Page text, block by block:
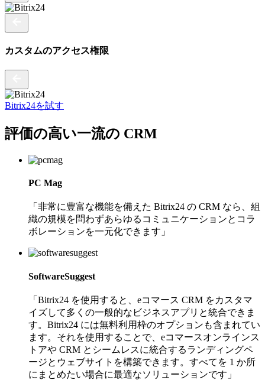
カスタムのアクセス権限
Bitrix24を試す
評価の高い一流の CRM
PC Mag
「非常に豊富な機能を備えた Bitrix24 の CRM なら、組
織の規模を問わずあらゆるコミュニケーションとコラ
ボレーションを一元化できます」
SoftwareSuggest
「Bitrix24 を使用すると、eコマース CRM をカスタマ
イズして多くの一般的なビジネスアプリと統合できま
す。Bitrix24 には無料利用枠のオプションも含まれてい
ます。それを使用することで、eコマースオンラインス
トアや CRM とシームレスに統合するランディングペ
ージとウェブサイトを構築できます。すべてを 1 か所
にまとめたい場合に最適なソリューションです」